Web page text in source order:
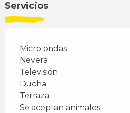
Servicios
Micro ondas
Nevera
Televisión
Ducha
Terraza
Se aceptan animales